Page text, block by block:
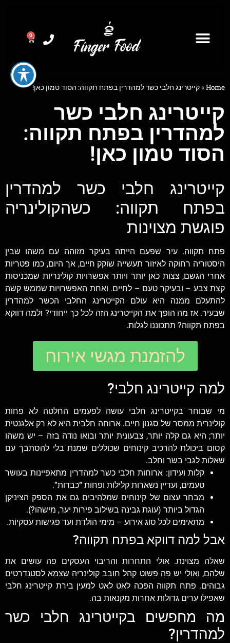
0
Home
»קייטרינג חלבי כשר למהדרין בפתח תקווה: הסוד טמון כאן!
קייטרינג חלבי כשר
למהדרין בפתח תקווה:
הסוד טמון כאן!
קייטרינג חלבי כשר למהדרין
בפתח תקווה: כשהקולינריה
פוגשת מצוינות
פתח תקווה. עיר שפעם הייתה בעיקר מזוהה עם משהו שבין
היסטוריה רחוקה לאיזור תעשייה שוקק חיים, אך היום, כמו פטריות
אחרי הגשם, צצות כאן יותר ויותר אפשרויות קולינריות שמכניסות
קצת צבע – ובעיקר טעם – לחיים. ואחת האפשרויות שממש קשה
להתעלם ממנה היא עולם הקייטרינג החלבי הכשר למהדרין
שבעיר. אז מה הופך את הקייטרינג הזה לכל כך ייחודי? ולמה דווקא
בפתח תקווה? תתכוננו לגלות.
להזמנת מגשי אירוח
למה קייטרינג חלבי?
מי שבוחר בקייטרינג חלבי עושה לפעמים החלטה לא פחות
קולינרית ממסר של סגנון חיים. ארוחה חלבית היא לא רק אלגנטית
יותר; היא גם קלה יותר, צבעונית יותר ובואו נודה בזה – יש משהו
קסום ביכולת להרכיב קינוחים שכוללים שמנת בלי להסתבך עם
שאלות לגבי בשר וחלב.
קלות ועידון: ארוחות חלבי כשר למהדרין מתאפיינות בעושר
טעמים, ועדיין נשארות קלילות ופחות “כבדות”.
מבחר עצום של קינוחים שמלהיבים גם את הספק הציניקן
הגדול ביותר (עוגת גבינה בשילוב פירות יער, מישהו?).
מתאימים לכל סוג אירוע – מימי הולדת ועד פגישות עסקיות.
אבל למה דווקא בפתח תקווה?
שאלה מצוינת. אולי התחרות והריבוי העסקים פה עושים את
שלהם, ואולי יש פה פשוט קהל חובב קולינריה שצמא לסטנדרטים
גבוהים. פתח תקווה הפכה לאט לאט למעין בירת קייטרינג חלבי
שאפילו ערים גדולות אחרות מקנאות בה.
מה מחפשים בקייטרינג חלבי כשר
למהדרין?